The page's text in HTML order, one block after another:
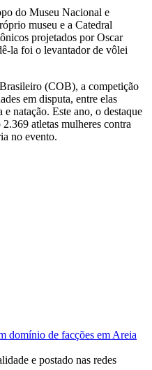
do Museu Nacional e
museu e a Catedral
projetados por Oscar
la foi o levantador de vôlei
(COB), a competição
em disputa, entre elas
natação. Este ano, o destaque
atletas mulheres contra
no evento.
domínio de facções em Areia
e postado nas redes